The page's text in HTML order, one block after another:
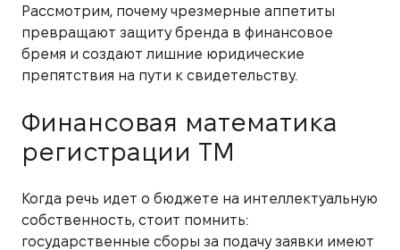
Рассмотрим, почему чрезмерные аппетиты
превращают защиту бренда в финансовое
бремя и создают лишние юридические
препятствия на пути к свидетельству.
Финансовая математика
регистрации ТМ
Когда речь идет о бюджете на интеллектуальную
собственность, стоит помнить:
государственные сборы за подачу заявки имеют